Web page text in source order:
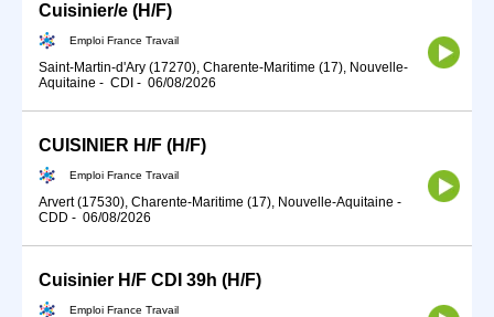
Cuisinier/e (H/F)
Emploi France Travail
Saint-Martin-d'Ary (17270), Charente-Maritime (17), Nouvelle-
Aquitaine - CDI - 06/08/2026
CUISINIER H/F (H/F)
Emploi France Travail
Arvert (17530), Charente-Maritime (17), Nouvelle-Aquitaine -
CDD - 06/08/2026
Cuisinier H/F CDI 39h (H/F)
Emploi France Travail